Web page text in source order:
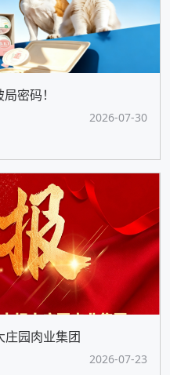
密码！
2026-07-30
园肉业集团
2026-07-23